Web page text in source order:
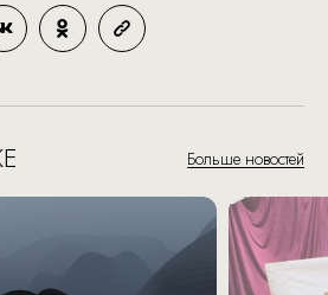
Больше новостей